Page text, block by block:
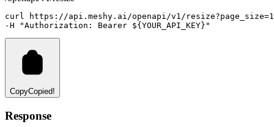
curl https://api.meshy.ai/openapi/v1/resize?page_size=
-H
"Authorization: Bearer ${YOUR_API_KEY}"
CopyCopied!
Response